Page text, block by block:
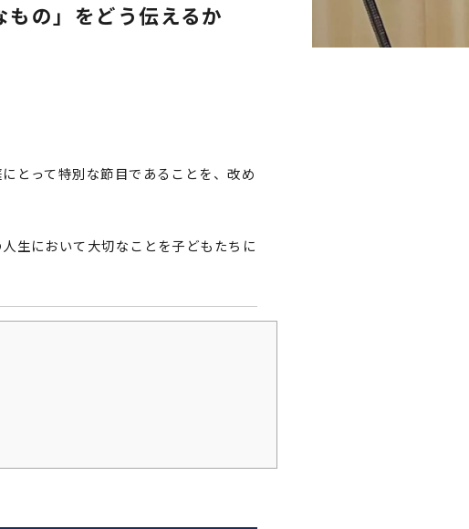
の」をどう伝えるか
とって特別な節目であることを、改め
生において大切なことを子どもたちに